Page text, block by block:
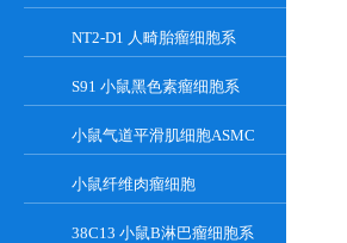
NT2-D1 人畸胎瘤细胞系
S91 小鼠黑色素瘤细胞系
小鼠气道平滑肌细胞ASMC
小鼠纤维肉瘤细胞
38C13 小鼠B淋巴瘤细胞系